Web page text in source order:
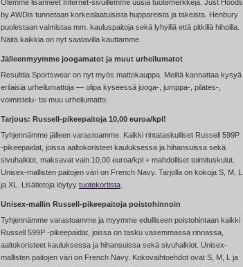
Olemme lisänneet Internet-sivuillemme uusia tuotemerkkejä. Just Hoods
by AWDis tunnetaan korkealaatuisista huppareista ja takeista. Henbury
puolestaan valmistaa mm. kauluspaitoja sekä lyhyillä että pitkillä hihoilla.
Näitä kaikkia on nyt saatavilla kauttamme.
Jälleenmyymme joogamatot ja muut urheilumatot
Resulttia Sportswear on nyt myös mattokauppa. Meiltä kannattaa kysyä
erilaisia urheilumattoja — olipa kyseessä jooga-, jumppa-, pilates-,
voimistelu- tai muu urheilumatto.
Tarjous: Russell-pikeepaitoja 10,00 euroa/kpl!
Tyhjennämme jälleen varastoamme. Kaikki rintataskulliset Russell 599P
-pikeepaidat, joissa aaltokoristeet kauluksessa ja hihansuissa sekä
sivuhalkiot, maksavat vain 10,00 euroa/kpl + mahdolliset toimituskulut.
Unisex-mallisten paitojen väri on French Navy. Tarjolla on kokoja S, M, L
ja XL. Lisätietoja löytyy tuotekortista.
Unisex-mallin Russell-pikeepaitoja poistohinnoin
Tyhjennämme varastoamme ja myymme edulliseen poistohintaan kaikki
Russell 599P -pikeepaidat, joissa on tasku vasemmassa rinnassa,
aaltokoristeet kauluksessa ja hihansuissa sekä sivuhalkiot. Unisex-
mallisten paitojen väri on French Navy. Kokovaihtoehdot ovat S, M, L ja